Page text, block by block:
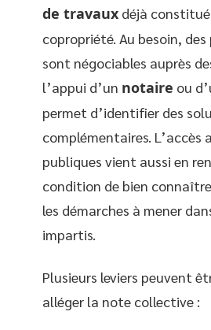
de travaux déjà
copropriété. Au besoin,
sont négociables auprès
l’appui d’un notaire ou
permet d’identifier des
complémentaires. L’accès
publiques vient aussi en
condition de bien
les démarches à mener
impartis.
Plusieurs leviers peuvent
alléger la note collective :